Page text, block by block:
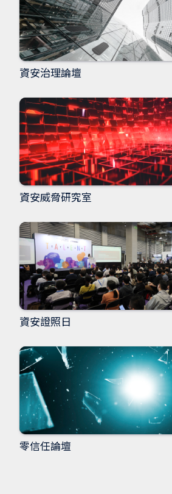
資安治理論壇
資安威脅研究室
資安證照日
零信任論壇